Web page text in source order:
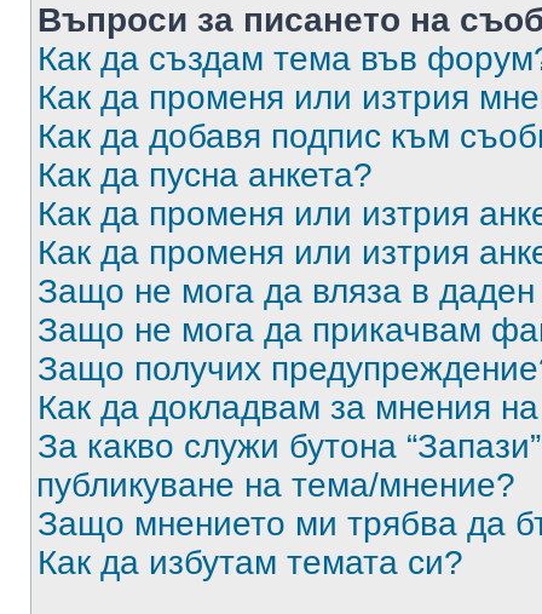
Въпроси за писането на
Как да създам тема във
Как да променя или изтрия
Как да добавя подпис към
Как да пусна анкета?
Как да променя или изтрия
Как да променя или изтрия
Защо не мога да вляза в
Защо не мога да прикачвам
Защо получих
Как да докладвам за мнения
За какво служи бутона
публикуване на тема/мнение?
Защо мнението ми трябва да
Как да избутам темата си?